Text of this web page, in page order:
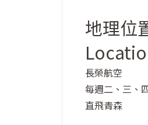
地理位
長榮航空
每週二、三、
直飛青森